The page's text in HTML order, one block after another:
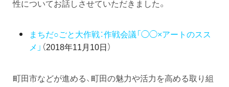
性についてお話しさせていただきました。
まちだ○ごと大作戦：作戦会議「◯◯×アートのスス
メ」 （2018年11月10日）
町田市などが進める、町田の魅力や活力を高める取り組